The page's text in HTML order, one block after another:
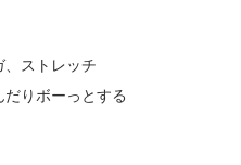
ストレッチ
りボーっとする